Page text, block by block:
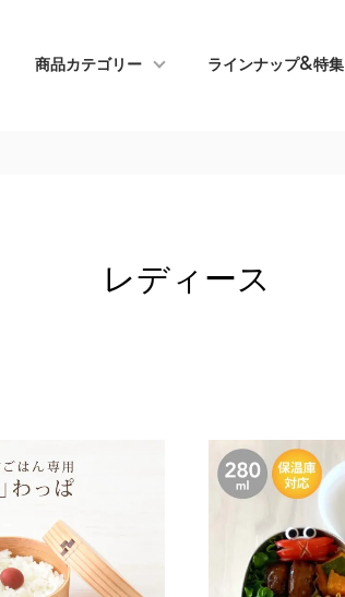
商品カテゴリー ラインナップ&特集
レディース